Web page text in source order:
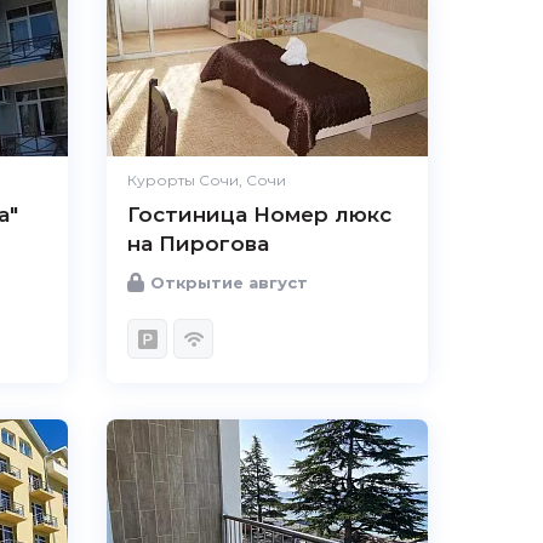
Комфорт Великолепно
Расположение Отлично
Удобства Великолепно
Цена /
Великолепно
Персонал Великолепно
Курорты Сочи, Сочи
Гостиница Номер люкс
на Пирогова
Открытие август